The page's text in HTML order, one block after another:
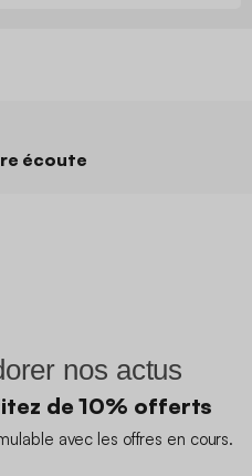
écoute
nos actus
de 10% offerts
avec les offres en cours.